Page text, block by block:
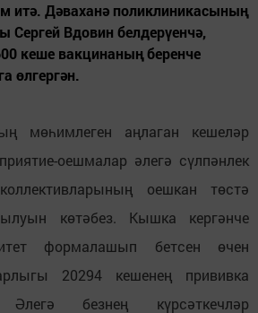
итә. Дәваханә поликлиникасының
Сергей Вдовин белдерүенчә,
кеше вакцинаның беренче
өлгергән.
мөһимлеген аңлаган кешеләр
оешмалар әлегә сүлпәнлек
оешкан төстә
көтәбез. Кышка кергәнче
формалашып бетсен өчен
20294 кешенең прививка
безнең күрсәткечләр